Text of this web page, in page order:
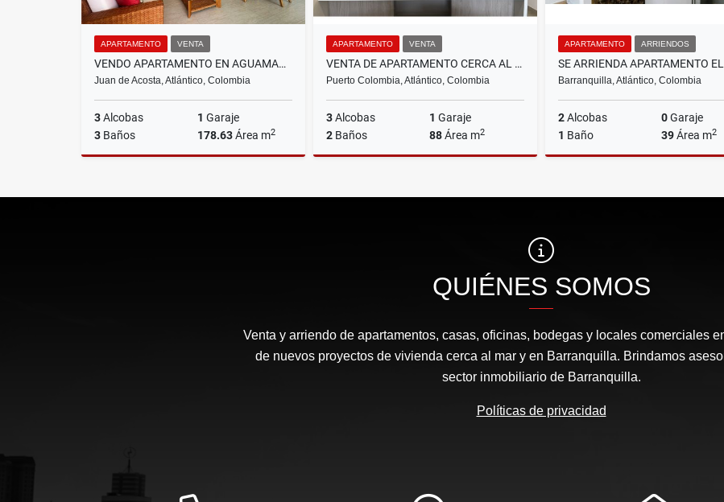
APARTAMENTO VENTA
VENDO APARTAMENTO EN AGUAMARINA BEACH RESORT
Juan de Acosta, Atlántico, Colombia
3Alcobas 1 Garaje
3 Baños 178.63Área m2
$1.300.000.000
APARTAMENTO VENTA
VENTA DE APARTAMENTO CERCA AL MAR, PUERTO COLOMBIA
Puerto Colombia, Atlántico, Colombia
3Alcobas 1 Garaje
2 Baños 88Área m2
$531.000.000
APARTAMENTO ARRIENDOS
Barranquilla, Atlántico, Colombia
2Alcobas 0Garaje
1 Baño 39Área m2
$1.131.000
QUIÉNES SOMOS
Venta y arriendo de apartamentos, casas, oficinas, bodegas y locales comerciales
de nuevos proyectos de vivienda cerca al mar y en Barranquilla. Brindamos
sector inmobiliario de Barranquilla.
Políticas de privacidad